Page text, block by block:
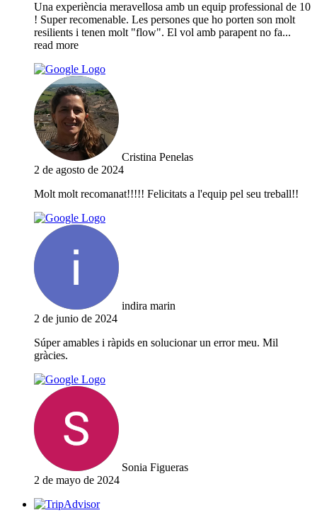
Una experiència meravellosa amb un equip professional de 10
! Super recomenable. Les persones que ho porten son molt
resilients i tenen molt "flow". El vol amb parapent no fa...
read more
Cristina Penelas
2 de agosto de 2024
Molt molt recomanat!!!!! Felicitats a l'equip pel seu treball!!
indira marin
2 de junio de 2024
Súper amables i ràpids en solucionar un error meu. Mil
gràcies.
Sonia Figueras
2 de mayo de 2024